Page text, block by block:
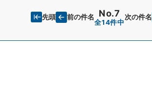
先頭 前の件名 No.7
全14件中
次の件名